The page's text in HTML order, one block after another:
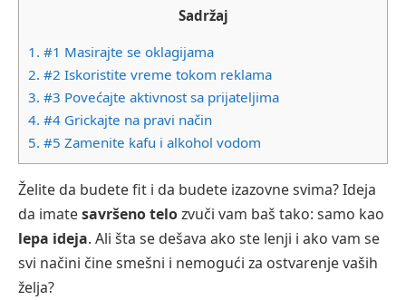
Sadržaj
1. #1 Masirajte se oklagijama
2. #2 Iskoristite vreme tokom reklama
3. #3 Povećajte aktivnost sa prijateljima
4. #4 Grickajte na pravi način
5. #5 Zamenite kafu i alkohol vodom
Želite da budete fit i da budete izazovne svima? Ideja
da imatesavršeno telozvuči vam baš tako: samo kao
lepa ideja. Ali šta se dešava ako ste lenji i ako vam se
svi načini čine smešni i nemogući za ostvarenje vaših
želja?